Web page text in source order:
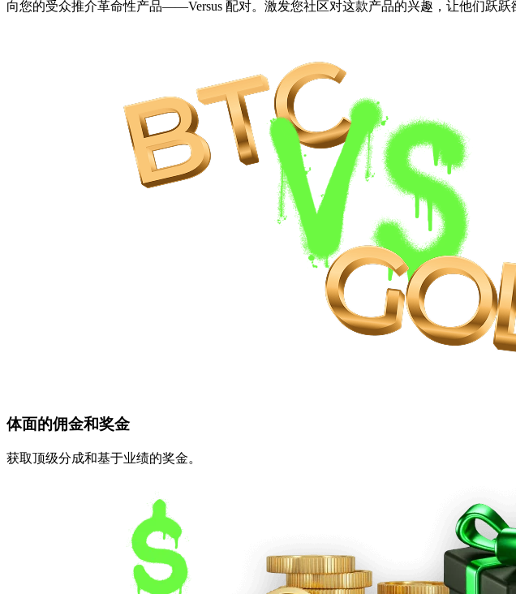
向您的受众推介革命性产品——Versus 配对。激发您社区对这款产品的兴趣，让他们跃跃
体面的佣金和奖金
获取顶级分成和基于业绩的奖金。